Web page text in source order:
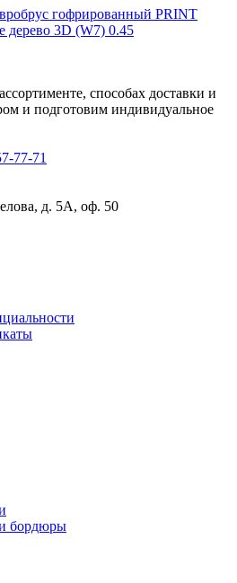
гофрированный PRINT
дерево 3D (W7) 0.45
способах доставки и
и подготовим индивидуальное
77-71
д. 5А, оф. 50
бордюры